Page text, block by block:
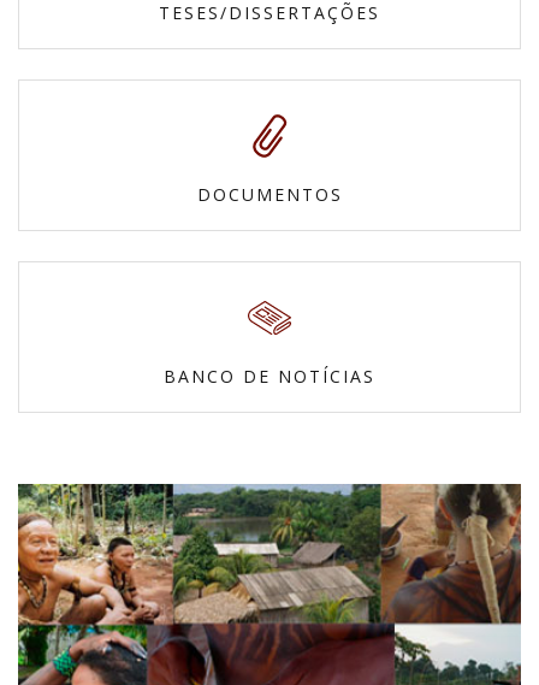
TESES/DISSERTAÇÕES
DOCUMENTOS
BANCO DE NOTÍCIAS